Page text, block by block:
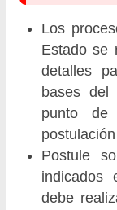
Los
Estado se
detalles
bases del
punto
Postule
indicados
debe